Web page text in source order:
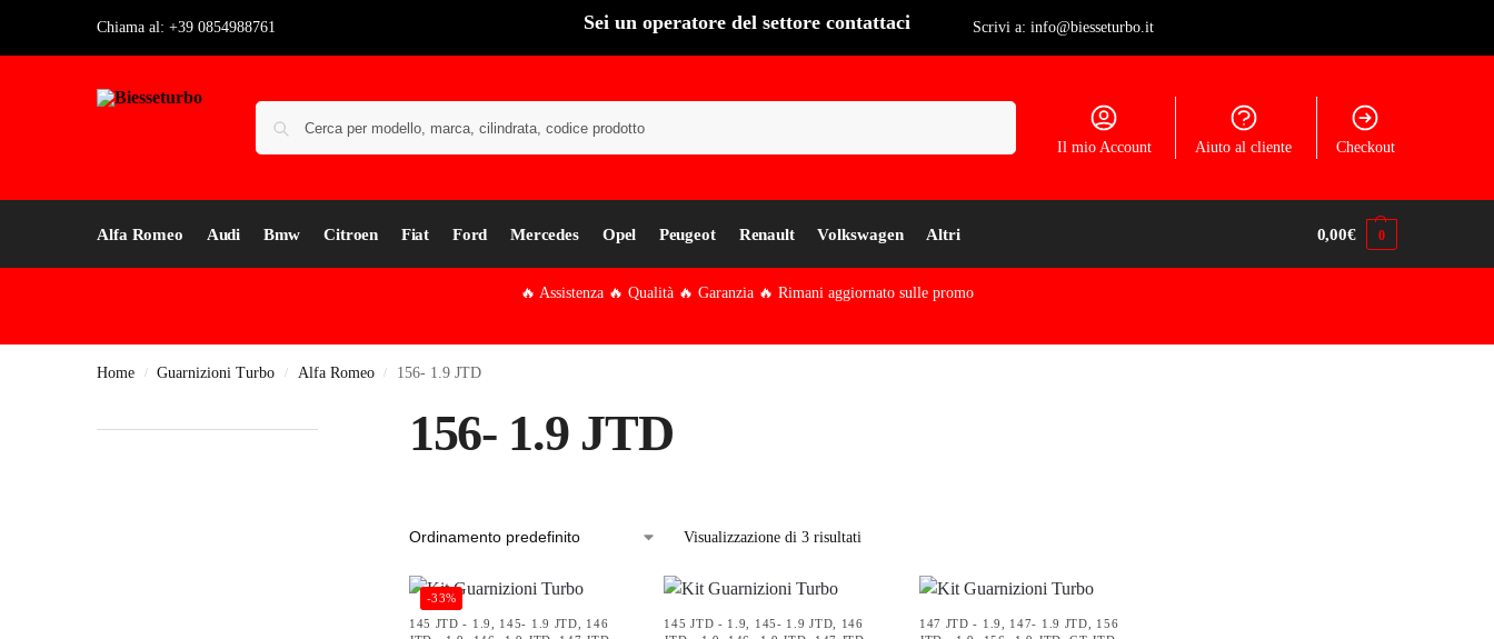
Chiama al: +39 0854988761 Sei un operatore del settore contattaci Scrivi a: info@biesseturbo.it
Il mio Account Aiuto al cliente Checkout
Alfa Romeo Audi Bmw Citroen Fiat Ford Mercedes Opel Peugeot Renault Volkswagen Altri 0,00€ 0
🔥 Assistenza 🔥 Qualità 🔥 Garanzia 🔥 Rimani aggiornato sulle promo
Home / Guarnizioni Turbo / Alfa Romeo / 156- 1.9 JTD
156- 1.9 JTD
Visualizzazione di 3 risultati
-33%
145 JTD - 1.9
145- 1.9 JTD
146
145 JTD - 1.9 145- 1.9 JTD
146
147 JTD - 1.9 147- 1.9 JTD
156